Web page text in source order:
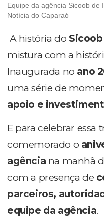
Equipe da agência Sicoob de
Notícia do Caparaó
A história do Sicoob
mistura com a
Inaugurada no ano
uma série de
apoio e
E para celebrar essa
comemorado o
agência na manhã
com a presença de
parceiros,
equipe da agência.